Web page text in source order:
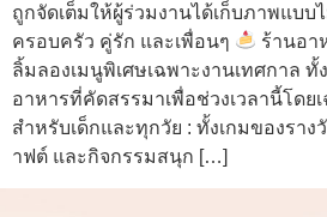
ถูกจัดเต็มให้ผู้ร่วมงานได้เก็บภาพแบบ
ครอบครัว คู่รัก และเพื่อนๆ
ร้านอา
ลิ้มลองเมนูพิเศษเฉพาะงานเทศกาล ทั้
อาหารที่คัดสรรมาเพื่อช่วงเวลานี้โดย
สำหรับเด็กและทุกวัย : ทั้งเกมของรา
าฟต์ และกิจกรรมสนุก […]